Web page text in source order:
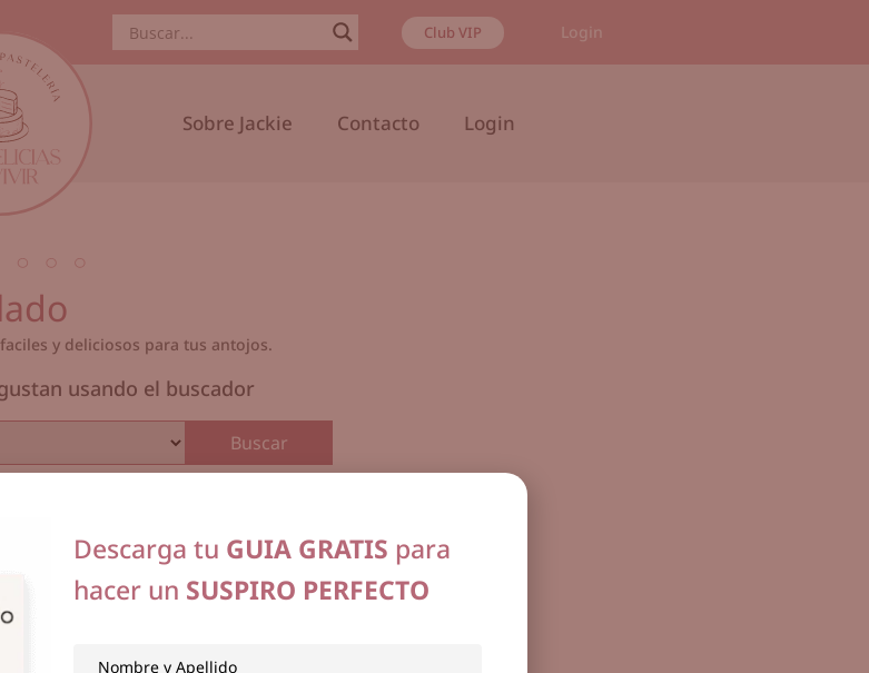
Club VIP Login
Sobre Jackie Contacto Login
y deliciosos para tus antojos.
usando el buscador
Descarga tu GUIA GRATIS para
hacer un SUSPIRO PERFECTO